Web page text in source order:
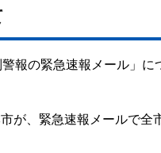
報の緊急速報メール」に
が、緊急速報メールで全